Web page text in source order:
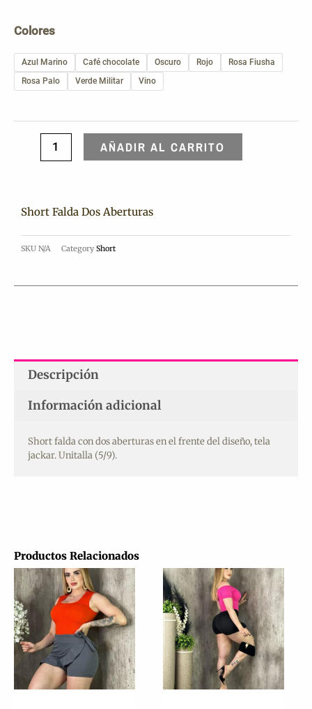
Colores
Azul Marino Café chocolate Oscuro Rojo
Rosa Fiusha
Rosa Palo
Verde Militar Vino
Short
dos
aberturas
AÑADIR AL CARRITO
Productos Relacionados
Short Falda Dos Aberturas
SKU N/A Category Short
Descripción
Información adicional
Short falda con dos aberturas en el frente del diseño, tela
jackar. Unitalla (5/9).